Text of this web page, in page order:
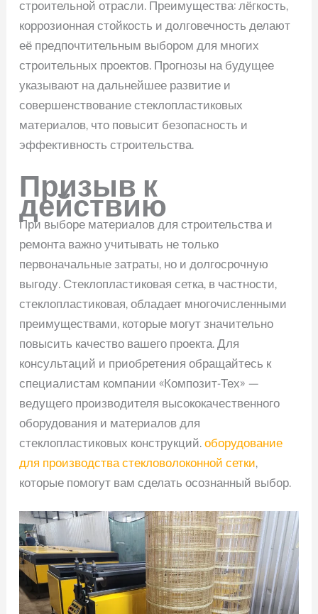
строительной отрасли. Преимущества: лёгкость,
коррозионная стойкость и долговечность делают
её предпочтительным выбором для многих
строительных проектов. Прогнозы на будущее
указывают на дальнейшее развитие и
совершенствование стеклопластиковых
материалов, что повысит безопасность и
эффективность строительства.
Призыв к
действию
При выборе материалов для строительства и
ремонта важно учитывать не только
первоначальные затраты, но и долгосрочную
выгоду. Стеклопластиковая сетка, в частности,
стеклопластиковая, обладает многочисленными
преимуществами, которые могут значительно
повысить качество вашего проекта. Для
консультаций и приобретения обращайтесь к
специалистам компании «Композит-Тех» —
ведущего производителя высококачественного
оборудования и материалов для
стеклопластиковых конструкций.оборудование
для производства стекловолоконной сетки,
которые помогут вам сделать осознанный выбор.